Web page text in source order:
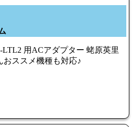
LTL2 用ACアダプター 蛯原英里
おススメ機種も対応♪